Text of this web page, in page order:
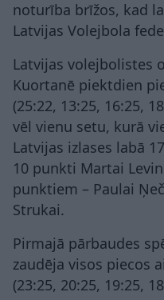
noturība brīžos, kad
Latvijas Volejbola
Latvijas volejbolistes
Kuortanē piektdien
(25:22, 13:25, 16:25,
vēl vienu setu, kurā
Latvijas izlases labā
10 punkti Martai
punktiem – Paulai
Strukai.
Pirmajā pārbaudes
zaudēja visos piecos
(23:25, 20:25, 19:25,